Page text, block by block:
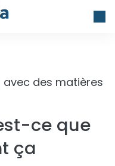
avec des matières
ce que
ça